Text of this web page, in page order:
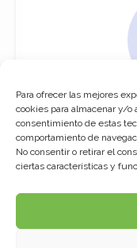
Para ofrecer las mejores
cookies para almacenar y/o
consentimiento de estas
comportamiento de
No consentir o retirar el
ciertas características y
You must
This course